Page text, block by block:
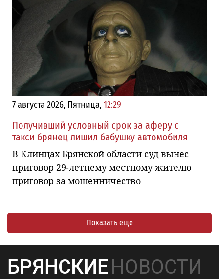
7 августа 2026, Пятница, 12:29
Получивший условный срок за аферу с
такси брянец лишил бабушку автомобиля
В Клинцах Брянской области суд вынес
приговор 29-летнему местному жителю
приговор за мошенничество
Показать еще
БРЯНСКИЕНОВОСТИ